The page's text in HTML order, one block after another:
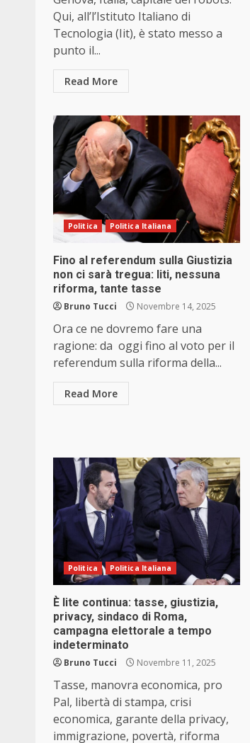
Qui, all’l’Istituto Italiano di
Tecnologia (Iit), è stato messo a
punto il...
Read More
Politica Politica Italiana
Fino al referendum sulla Giustizia
non ci sarà tregua: liti, nessuna
riforma, tante tasse
Bruno Tucci Novembre 14, 2025
Ora ce ne dovremo fare una
ragione: da oggi fino al voto per il
referendum sulla riforma della...
Read More
Politica Politica Italiana
È lite continua: tasse, giustizia,
privacy, sindaco di Roma,
campagna elettorale a tempo
indeterminato
Bruno Tucci Novembre 11, 2025
Tasse, manovra economica, pro
Pal, libertà di stampa, crisi
economica, garante della privacy,
immigrazione, povertà, riforma